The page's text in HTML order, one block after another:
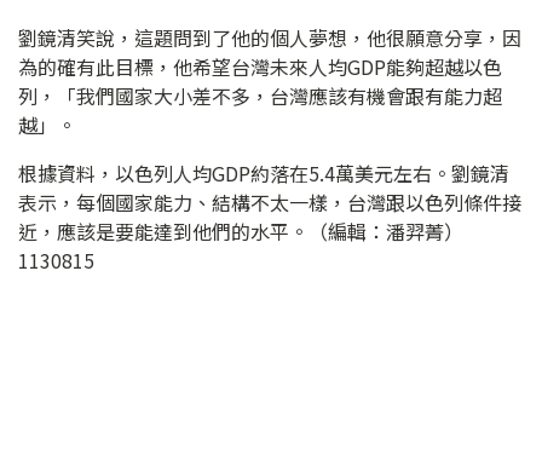
劉鏡清笑說，這題問到了他的個人夢想，他很願意分享，因
為的確有此目標，他希望台灣未來人均GDP能夠超越以色
列，「我們國家大小差不多，台灣應該有機會跟有能力超
越」。
根據資料，以色列人均GDP約落在5.4萬美元左右。劉鏡清
表示，每個國家能力、結構不太一樣，台灣跟以色列條件接
近，應該是要能達到他們的水平。（編輯：潘羿菁）
1130815